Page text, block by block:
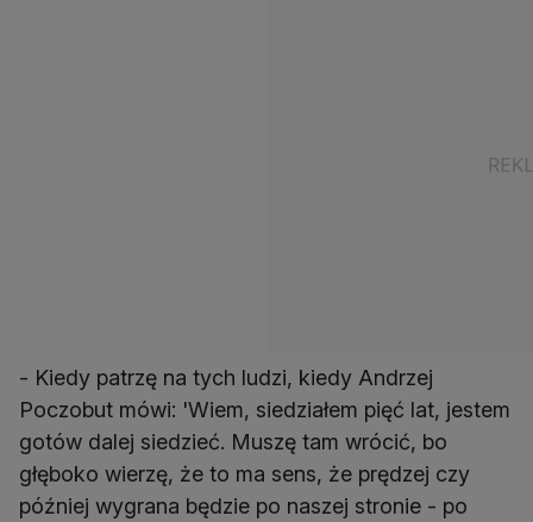
- Kiedy patrzę na tych ludzi, kiedy Andrzej
Poczobut mówi: 'Wiem, siedziałem pięć lat, jestem
gotów dalej siedzieć. Muszę tam wrócić, bo
głęboko wierzę, że to ma sens, że prędzej czy
później wygrana będzie po naszej stronie - po